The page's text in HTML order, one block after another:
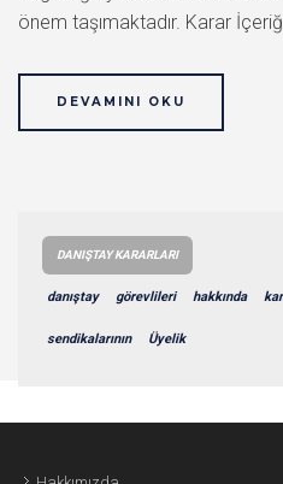
önem taşımaktadır. Karar
DEVAMINI OKU
DANIŞTAY KARARLARI
danıştay görevlileri hakkında
sendikalarının Üyelik